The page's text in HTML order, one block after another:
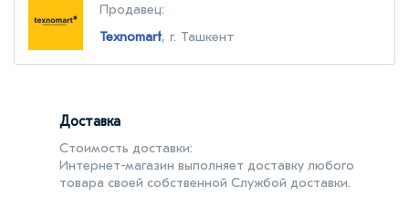
Продавец:
Texnomart, г. Ташкент
Доставка
Стоимость доставки:
Интернет-магазин выполняет доставку любого
товара своей собственной Службой доставки.